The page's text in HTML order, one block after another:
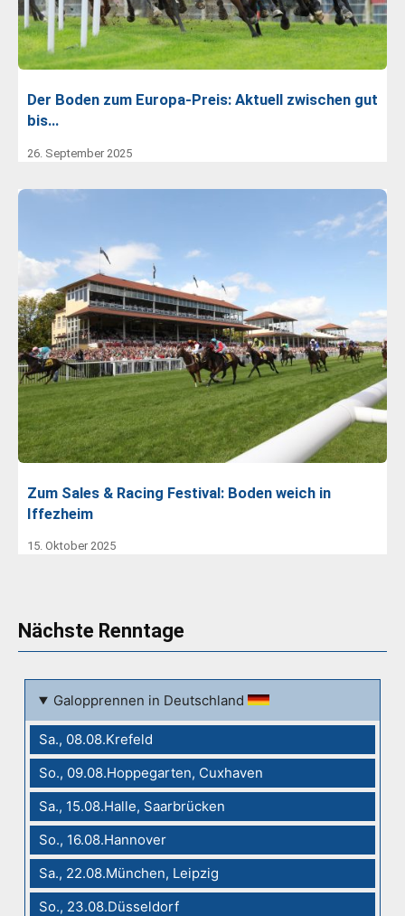
Der Boden zum Europa-Preis: Aktuell zwischen gut
bis…
26. September 2025
Zum Sales & Racing Festival: Boden weich in
Iffezheim
15. Oktober 2025
Nächste Renntage
Galopprennen in Deutschland
Sa., 08.08.Krefeld
So., 09.08.Hoppegarten, Cuxhaven
Sa., 15.08.Halle, Saarbrücken
So., 16.08.Hannover
Sa., 22.08.München, Leipzig
So., 23.08.Düsseldorf